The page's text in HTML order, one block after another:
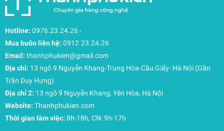
Hotline: 0976.23.24.26-
Mua buôn liên hệ: 0912.23.24.26
Email: thanhphukien@gmail.com
Địa chỉ: 13 ngõ 9 Nguyễn Khang-Trung Hòa-Cầu Giấy- Hà Nội (Gần
Trần Duy Hưng)
Địa chỉ 2: 13 ngõ 9 Nguyễn Khang, Yên Hòa, Hà Nội
Website: Thanhphukien.com
Thời gian làm việc: 8h-18h, CN: 9h-17h